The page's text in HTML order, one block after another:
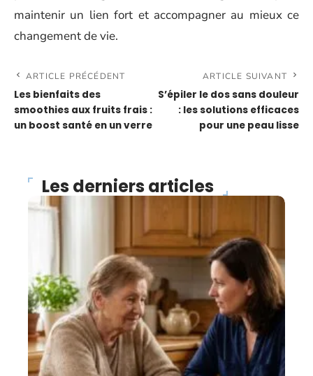
maintenir un lien fort et accompagner au mieux ce
changement de vie.
ARTICLE PRÉCÉDENT
Les bienfaits des
smoothies aux fruits frais :
un boost santé en un verre
ARTICLE SUIVANT
S’épiler le dos sans douleur
: les solutions efficaces
pour une peau lisse
Les derniers articles